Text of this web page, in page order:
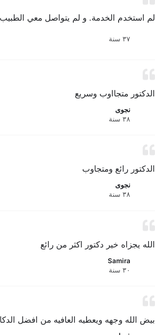
لم استخدم الخدمة. و لم يتواصل معي الطبيب
٣٧ سنة
الدكتور متجااوب وسريع
نجوى
٣٨ سنة
الدكتور رائع ومتجاوب
نجوى
٣٨ سنة
الله يجزاه خير دكتور اكثر من رائع
Samira
٣٠ سنة
بيض الله وجهه ويعطيه العافيه من افضل